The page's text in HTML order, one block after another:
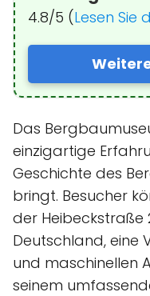
4.8/5 (Lesen Sie
Das
einzigartige
Geschichte des
bringt. Besucher
der Heibeckstraße
Deutschland, eine
und maschinellen
seinem